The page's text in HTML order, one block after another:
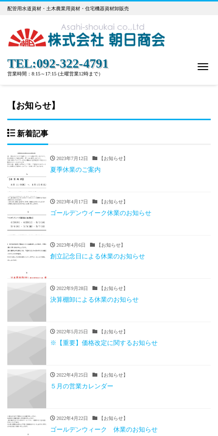
配管用水道資材・土木農業用資材・住宅機器資材卸販売
TEL:092-322-4791
営業時間：8:15～17:15 (土曜営業12時まで）
【お知らせ】
新着記事
2023年7月12日 【お知らせ】
夏季休業のご案内
2023年4月17日 【お知らせ】
ゴールデンウイーク休業のお知らせ
2023年4月6日 【お知らせ】
創立記念日による休業のお知らせ
2022年9月28日 【お知らせ】
決算棚卸による休業のお知らせ
2022年5月25日 【お知らせ】
※【重要】価格改定に関するお知らせ
2022年4月25日 【お知らせ】
５月の営業カレンダー
2022年4月22日 【お知らせ】
ゴールデンウィーク 休業のお知らせ